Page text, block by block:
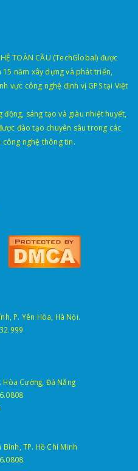
TOÀN CẦU (TechGlobal) được
năm xây dựng và phát triển,
vực công nghệ định vị GPS tại Việt
động, sáng tạo và giàu nhiệt huyết,
đào tạo chuyên sâu trong các
công nghệ thông tin.
P. Yên Hòa, Hà Nội.
Hòa Cường, Đà Nẵng
Bình, TP. Hồ Chí Minh